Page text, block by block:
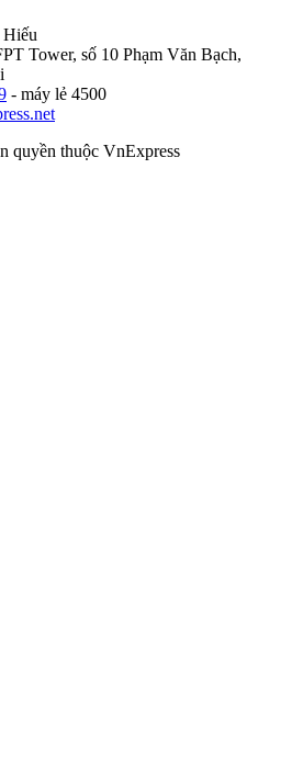
Hiếu
Tower, số 10 Phạm Văn Bạch,
- máy lẻ 4500
quyền thuộc VnExpress